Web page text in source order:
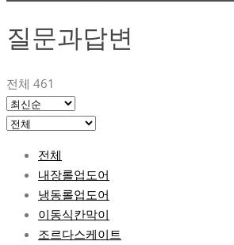
질문과답변
전체 461
전체
내장롤업도어
냉동롤업도어
이동식칸막이
조르다스케이트